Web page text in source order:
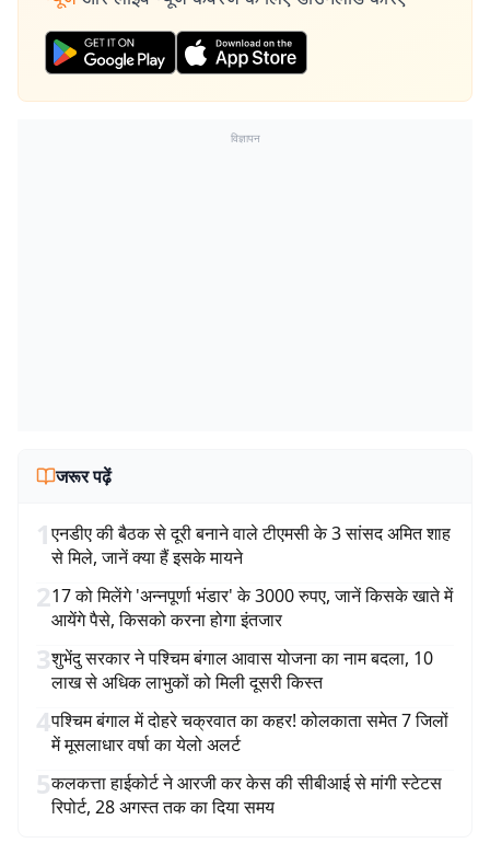
विज्ञापन
जरूर पढ़ें
1एनडीए की बैठक से दूरी बनाने वाले टीएमसी के 3 सांसद अमित शाह
से मिले, जानें क्या हैं इसके मायने
217 को मिलेंगे 'अन्नपूर्णा भंडार' के 3000 रुपए, जानें किसके खाते में
आयेंगे पैसे, किसको करना होगा इंतजार
3शुभेंदु सरकार ने पश्चिम बंगाल आवास योजना का नाम बदला, 10
लाख से अधिक लाभुकों को मिली दूसरी किस्त
4पश्चिम बंगाल में दोहरे चक्रवात का कहर! कोलकाता समेत 7 जिलों
में मूसलाधार वर्षा का येलो अलर्ट
5कलकत्ता हाईकोर्ट ने आरजी कर केस की सीबीआई से मांगी स्टेटस
रिपोर्ट, 28 अगस्त तक का दिया समय